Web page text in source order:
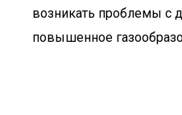
возникать проблемы с
повышенное